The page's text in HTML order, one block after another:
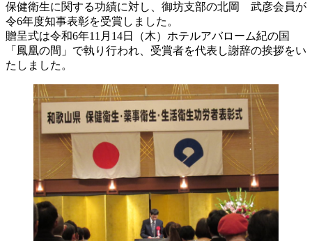
保健衛生に関する功績に対し、御坊支部の北岡 武彦会員が
令6年度知事表彰を受賞しました。
贈呈式は令和6年11月14日（木）ホテルアバローム紀の国
「鳳凰の間」で執り行われ、受賞者を代表し謝辞の挨拶をい
たしました。